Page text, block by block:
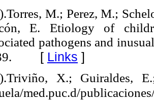
M.; Perez, M.;
E. Etiology of
pathogens and
[ Links ]
X.; Guiraldes,
med.puc.d/